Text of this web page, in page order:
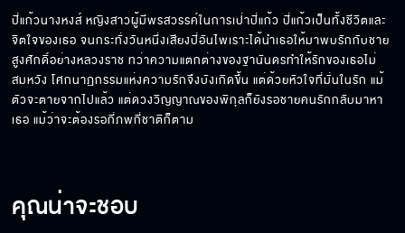
ปี่แก้วนางหงส์ หญิงสาวผู้มีพรสวรรค์ในการเป่าปี่แก้ว ปี่แก้วเป็นทั้งชีวิตและ
จิตใจของเธอ จนกระทั่งวันหนึ่งเสียงปี่อันไพเราะได้นำเธอให้มาพบรักกับชาย
สูงศักดิ์อย่างหลวงราช ทว่าความแตกต่างของฐานันดรทำให้รักของเธอไม่
สมหวัง โศกนาฏกรรมแห่งความรักจึงบังเกิดขึ้น แต่ด้วยหัวใจที่มั่นในรัก แม้
ตัวจะตายจากไปแล้ว แต่ดวงวิญญาณของพิกุลก็ยังรอชายคนรักกลับมาหา
เธอ แม้ว่าจะต้องรอกี่ภพกี่ชาติก็ตาม
คุณน่าจะชอบ